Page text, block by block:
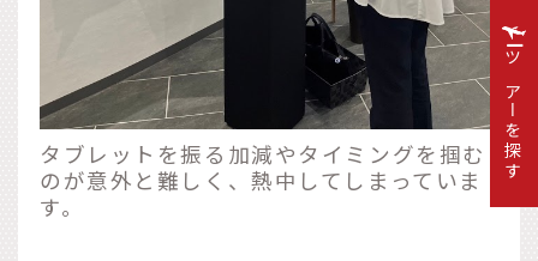
タブレットを振る加減やタイミングを掴む
のが意外と難しく、熱中してしまっていま
す。
ツアーを探す